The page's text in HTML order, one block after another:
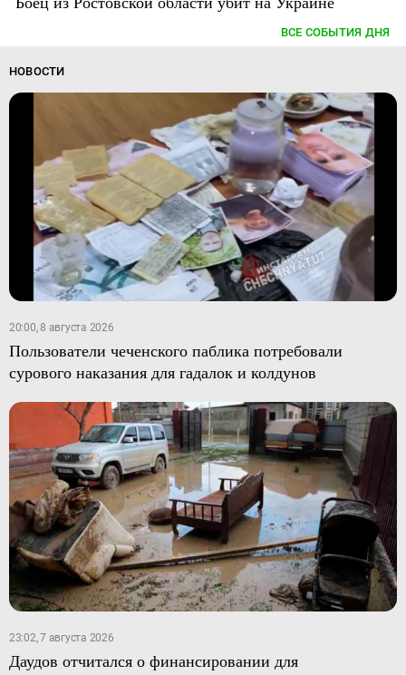
ВСЕ СОБЫТИЯ ДНЯ
НОВОСТИ
20:00, 8 августа 2026
Пользователи чеченского паблика потребовали
сурового наказания для гадалок и колдунов
23:02, 7 августа 2026
Даудов отчитался о финансировании для